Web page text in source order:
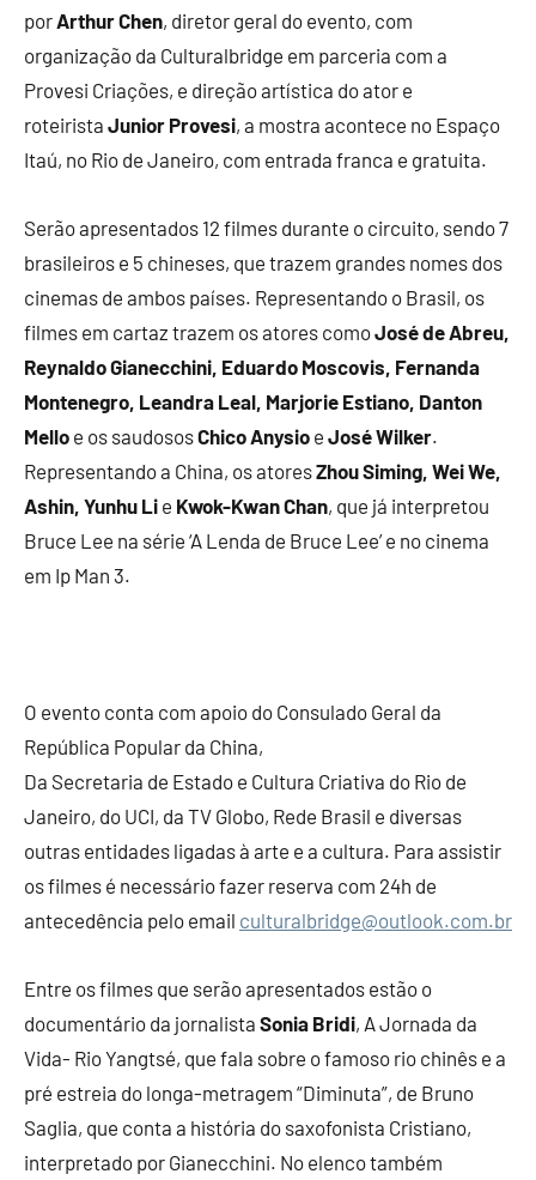
porArthur Chen, diretor geral do evento, com
organização da Culturalbridge em parceria com a
Provesi Criações, e direção artística do ator e
roteirista Junior Provesi, a mostra acontece no Espaço
Itaú, no Rio de Janeiro, com entrada franca e gratuita.
Serão apresentados 12 filmes durante o circuito, sendo 7
brasileiros e 5 chineses, que trazem grandes nomes dos
cinemas de ambos países. Representando o Brasil, os
filmes em cartaz trazem os atores comoJosé de Abreu,
Reynaldo Gianecchini, Eduardo Moscovis, Fernanda
Montenegro, Leandra Leal, Marjorie Estiano, Danton
Mello e os saudososChico Anysio e José Wilker.
Representando a China, os atoresZhou Siming, Wei We,
Ashin, Yunhu Li e Kwok-Kwan Chan, que já interpretou
Bruce Lee na série ‘A Lenda de Bruce Lee’ e no cinema
em Ip Man 3.
O evento conta com apoio do Consulado Geral da
República Popular da China,
Da Secretaria de Estado e Cultura Criativa do Rio de
Janeiro, do UCI, da TV Globo, Rede Brasil e diversas
outras entidades ligadas à arte e a cultura. Para assistir
os filmes é necessário fazer reserva com 24h de
antecedência pelo email culturalbridge@outlook.com.br
Entre os filmes que serão apresentados estão o
documentário da jornalista Sonia Bridi, A Jornada da
Vida- Rio Yangtsé, que fala sobre o famoso rio chinês e a
pré estreia do longa-metragem “Diminuta”, de Bruno
Saglia, que conta a história do saxofonista Cristiano,
interpretado por Gianecchini. No elenco também